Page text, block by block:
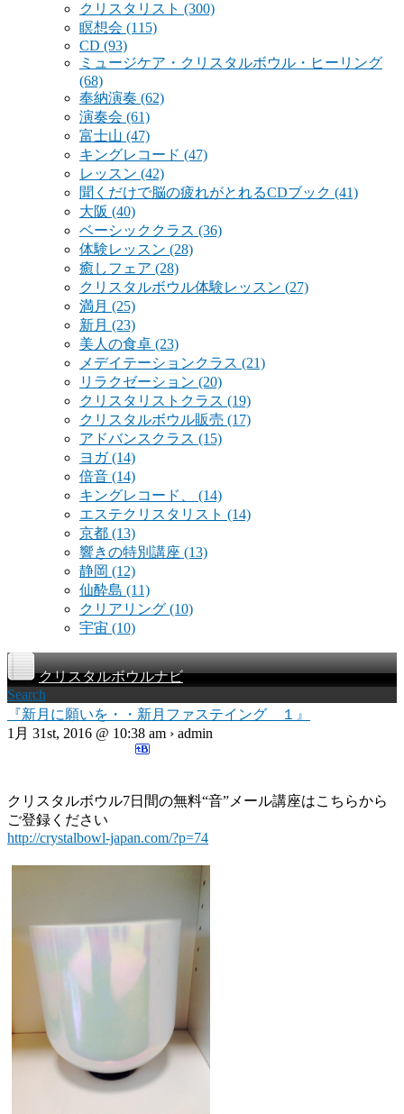
クリスタリスト (300)
瞑想会 (115)
CD (93)
ミュージケア・クリスタルボウル・ヒーリング
(68)
奉納演奏 (62)
演奏会 (61)
富士山 (47)
キングレコード (47)
レッスン (42)
聞くだけで脳の疲れがとれるCDブック (41)
大阪 (40)
ベーシッククラス (36)
体験レッスン (28)
癒しフェア (28)
クリスタルボウル体験レッスン (27)
満月 (25)
新月 (23)
美人の食卓 (23)
メデイテーションクラス (21)
リラクゼーション (20)
クリスタリストクラス (19)
クリスタルボウル販売 (17)
アドバンスクラス (15)
ヨガ(14)
倍音 (14)
キングレコード、 (14)
エステクリスタリスト (14)
京都 (13)
響きの特別講座 (13)
静岡 (12)
仙酔島 (11)
クリアリング (10)
宇宙 (10)
クリスタルボウルナビ
Search
『新月に願いを・・新月ファステイング １』
1月 31st, 2016 @ 10:38 am › admin
クリスタルボウル7日間の無料“音”メール講座はこちらから
ご登録ください
http://crystalbowl-japan.com/?p=74